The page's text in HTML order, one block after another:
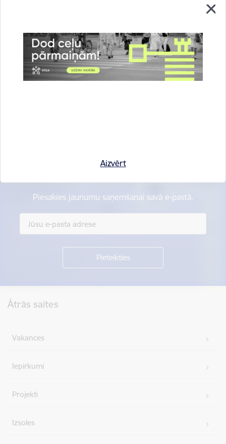
Aizvērt
Piesakies jaunumu saņemšanai savā e-pastā.
Ātrās saites
Vakances
Iepirkumi
Projekti
Izsoles